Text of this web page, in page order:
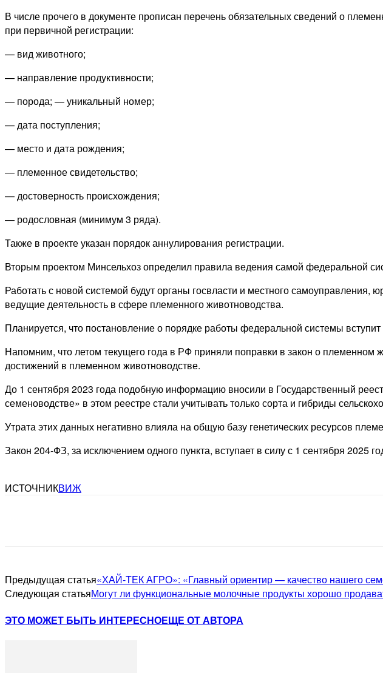
В числе прочего в документе прописан перечень обязательных сведений о
при первичной регистрации:
— вид животного;
— направление продуктивности;
— порода; — уникальный номер;
— дата поступления;
— место и дата рождения;
— племенное свидетельство;
— достоверность происхождения;
— родословная (минимум 3 ряда).
Также в проекте указан порядок аннулирования регистрации.
Вторым проектом Минсельхоз определил правила ведения самой федеральной
Работать с новой системой будут органы госвласти и местного
ведущие деятельность в сфере племенного животноводства.
Планируется, что постановление о порядке работы федеральной системы
Напомним, что летом текущего года в РФ приняли поправки в закон о
достижений в племенном животноводстве.
До 1 сентября 2023 года подобную информацию вносили в Государственный
семеноводстве» в этом реестре стали учитывать только сорта и гибриды
Утрата этих данных негативно влияла на общую базу генетических ресурсов
Закон 204-ФЗ, за исключением одного пункта, вступает в силу с 1 сентября 2025
ИСТОЧНИКВИЖ
Предыдущая статья«ХАЙ‑ТЕК АГРО»: «Главный ориентир — качество нашего
Следующая статьяМогут ли функциональные молочные продукты хорошо
ЭТО МОЖЕТ БЫТЬ ИНТЕРЕСНОЕЩЕ ОТ АВТОРА